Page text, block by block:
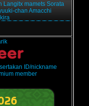
Langitx mamets Sorata
chan Amacchi
ID/nickname
member